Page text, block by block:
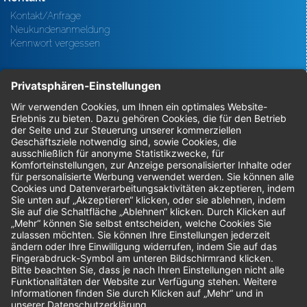
Kontakt/Anfrage
Neukundenanmeldung
Kennwort vergessen
Bestellungen
Sendung verfolgen
Geprüfter Shop